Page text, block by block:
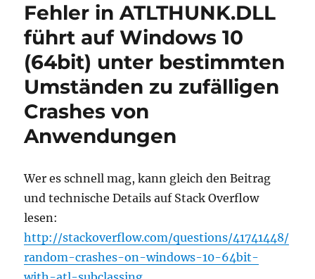
Fehler in ATLTHUNK.DLL
führt auf Windows 10
(64bit) unter bestimmten
Umständen zu zufälligen
Crashes von
Anwendungen
Wer es schnell mag, kann gleich den Beitrag
und technische Details auf Stack Overflow
lesen:
http://stackoverflow.com/questions/41741448/
random-crashes-on-windows-10-64bit-